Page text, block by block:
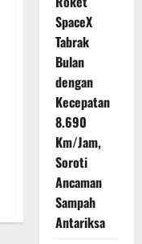
SpaceX
Tabrak
Bulan
dengan
Kecepatan
8.690
Km/Jam,
Soroti
Ancaman
Sampah
Antariksa